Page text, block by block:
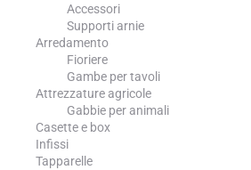
Accessori
Supporti arnie
Arredamento
Fioriere
Gambe per tavoli
Attrezzature agricole
Gabbie per animali
Casette e box
Infissi
Tapparelle